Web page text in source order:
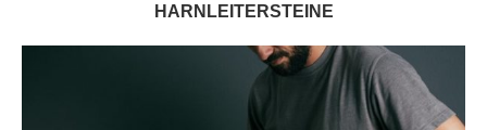
HARNLEITERSTEINE